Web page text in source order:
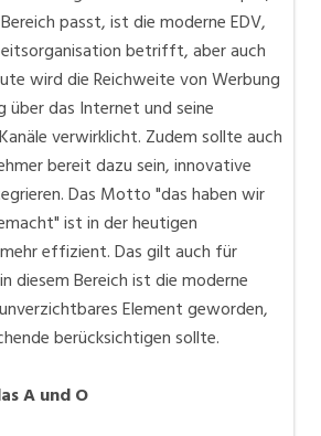
passt, ist die moderne EDV,
betrifft, aber auch
wird die Reichweite von Werbung
über das Internet und seine
verwirklicht. Zudem sollte auch
bereit dazu sein, innovative
Das Motto "das haben wir
ist in der heutigen
effizient. Das gilt auch für
diesem Bereich ist die moderne
Element geworden,
berücksichtigen sollte.
A und O